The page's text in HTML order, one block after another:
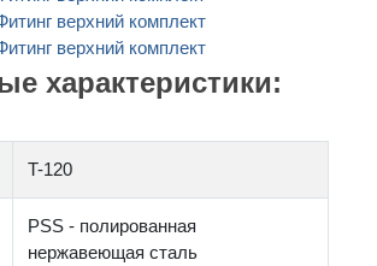
характеристики:
T-120
PSS - полированная
нержавеющая сталь